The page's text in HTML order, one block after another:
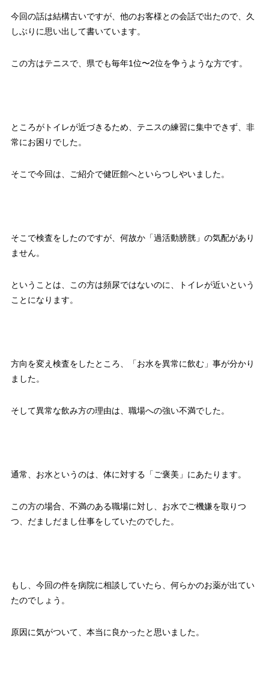
今回の話は結構古いですが、他のお客様との会話で出たので、久
しぶりに思い出して書いています。
この方はテニスで、県でも毎年1位〜2位を争うような方です。
ところがトイレが近づきるため、テニスの練習に集中できず、非
常にお困りでした。
そこで今回は、ご紹介で健匠館へといらつしやいました。
そこで検査をしたのですが、何故か「過活動膀胱」の気配があり
ません。
ということは、この方は頻尿ではないのに、トイレが近いという
ことになります。
方向を変え検査をしたところ、「お水を異常に飲む」事が分かり
ました。
そして異常な飲み方の理由は、職場への強い不満でした。
通常、お水というのは、体に対する「ご褒美」にあたります。
この方の場合、不満のある職場に対し、お水でご機嫌を取りつ
つ、だましだまし仕事をしていたのでした。
もし、今回の件を病院に相談していたら、何らかのお薬が出てい
たのでしょう。
原因に気がついて、本当に良かったと思いました。